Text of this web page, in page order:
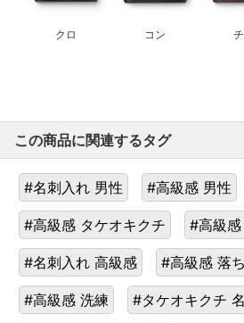
クロ コン
この商品に関連するタグ
#名刺入れ 男性 #高級感 男性
#高級感 タケオキクチ #高級
#名刺入れ 高級感 #高級感 落
#高級感 洗練 #タケオキクチ